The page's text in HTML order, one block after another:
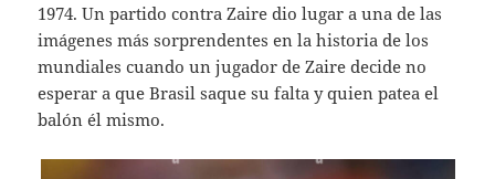
1974. Un partido contra Zaire dio lugar a una de las
imágenes más sorprendentes en la historia de los
mundiales cuando un jugador de Zaire decide no
esperar a que Brasil saque su falta y quien patea el
balón él mismo.